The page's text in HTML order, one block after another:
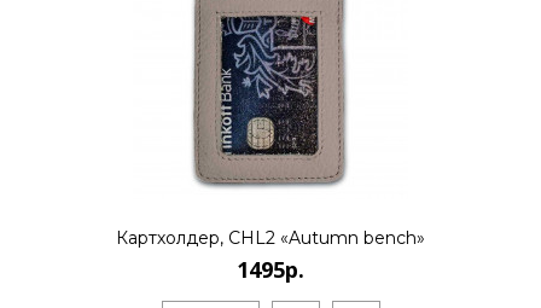
Картхолдер, CHL2 «Autumn bench»
1495р.